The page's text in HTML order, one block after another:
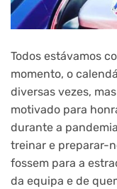
Todos estávamos
momento, o
diversas vezes,
motivado para
durante a
treinar e preparar-
fossem para a
da equipa e de